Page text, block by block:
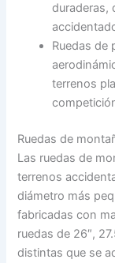
duraderas,
Ruedas de
terrenos
Ruedas de
Las ruedas de
terrenos
diámetro más
fabricadas con
ruedas de 26″,
distintas que se